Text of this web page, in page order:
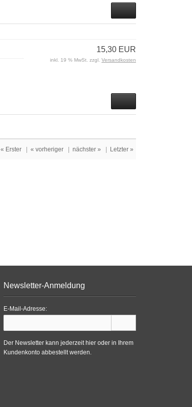
15,30 EUR
inkl. 19 % MwSt. zzgl. Versandkosten
« Erster « vorheriger nächster » Letzter »
Newsletter-Anmeldung
E-Mail-Adresse:
Der Newsletter kann jederzeit hier oder in Ihrem
Kundenkonto abbestellt werden.